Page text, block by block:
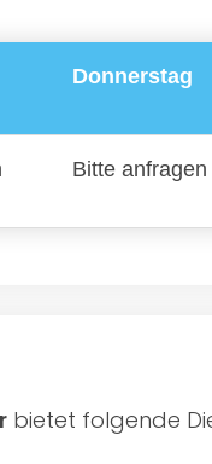
Donnerstag
Bitte anfragen
bietet folgende